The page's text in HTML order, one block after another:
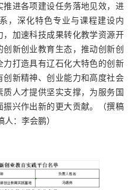
进各项建设任务落地见效，进
，深化特色专业与课程建设内
加速科技成果转化教学资源开
新创业教育生态，推动创新创
打造具有辽石化大特色的创新
新精神、创业能力和高度社会
人才提供坚实支撑，为服务国
兴作出新的更大贡献。（撰稿
：李会鹏）